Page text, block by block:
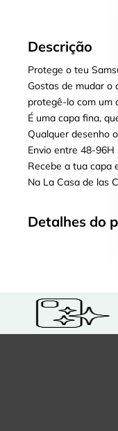
Descrição
Protege o teu
Gostas de mudar o
protegê-lo com um
É uma capa fina,
Qualquer desenho
Envio entre 48-96H
Recebe a tua capa
Na La Casa de las
Detalhes do